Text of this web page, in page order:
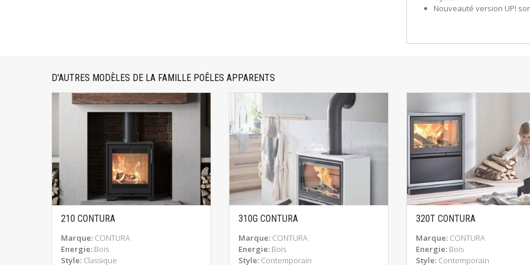
Nouveauté version UP!
D'AUTRES MODÈLES DE LA FAMILLE POÊLES APPARENTS
210 CONTURA
Marque: CONTURA
Energie: Bois
Style: Classique
310G CONTURA
Marque: CONTURA
Energie: Bois
Style: Contemporain
320T CONTURA
Marque: CONTURA
Energie: Bois
Style: Contemporain